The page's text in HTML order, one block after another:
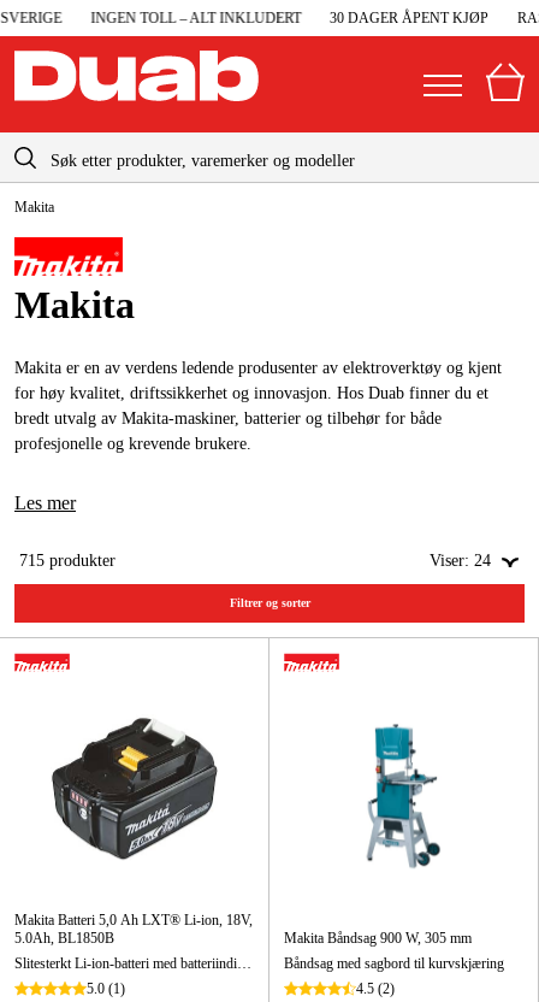
INGEN TOLL – ALT INKLUDERT 30 DAGER ÅPENT KJØP RASK
Norge
Sverige
Danmark
Suomi
Deutschland
Maskiner og verktøy
Maskintilbehør og forbruksvarer
Arbeidsklær og beskyttelse
Hjem og fritid
Kampanjer
Artikler og guider
Kontakt
Vanlige spørsmål
info@duab.no
Makita
Makita
Makita er en av verdens ledende produsenter av elektroverktøy og kjent
for høy kvalitet, driftssikkerhet og innovasjon. Hos Duab finner du et
bredt utvalg av Makita-maskiner, batterier og tilbehør for både
profesjonelle og krevende brukere.
Les mer
715 produkter Viser: 24
Filtrer og sorter
Makita Batteri 5,0 Ah LXT® Li-ion, 18V,
5.0Ah, BL1850B
5.0 (1)
Makita Båndsag 900 W, 305 mm
Båndsag med sagbord til kurvskjæring
4.5 (2)